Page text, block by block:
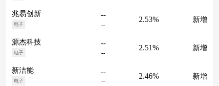
兆易创新
电子
--
--
2.53% 新增
源杰科技
电子
--
--
2.51% 新增
新洁能
电子
--
--
2.46% 新增